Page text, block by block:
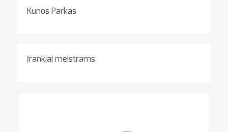
Kunos Parkas
Įrankiai meistrams